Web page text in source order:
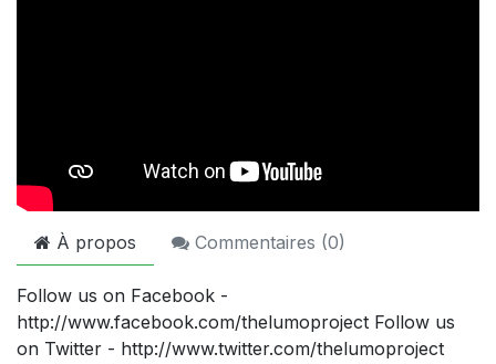
À propos Commentaires (0)
Follow us on Facebook -
http://www.facebook.com/thelumoproject Follow us
on Twitter - http://www.twitter.com/thelumoproject